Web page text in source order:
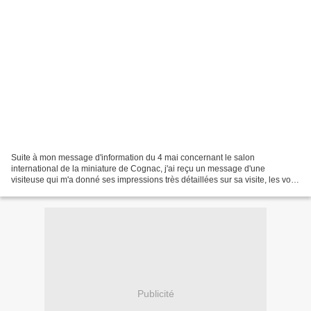
Suite à mon message d'information du 4 mai concernant le salon
international de la miniature de Cognac, j'ai reçu un message d'une
visiteuse qui m'a donné ses impressions très détaillées sur sa visite, les voici
Publicité